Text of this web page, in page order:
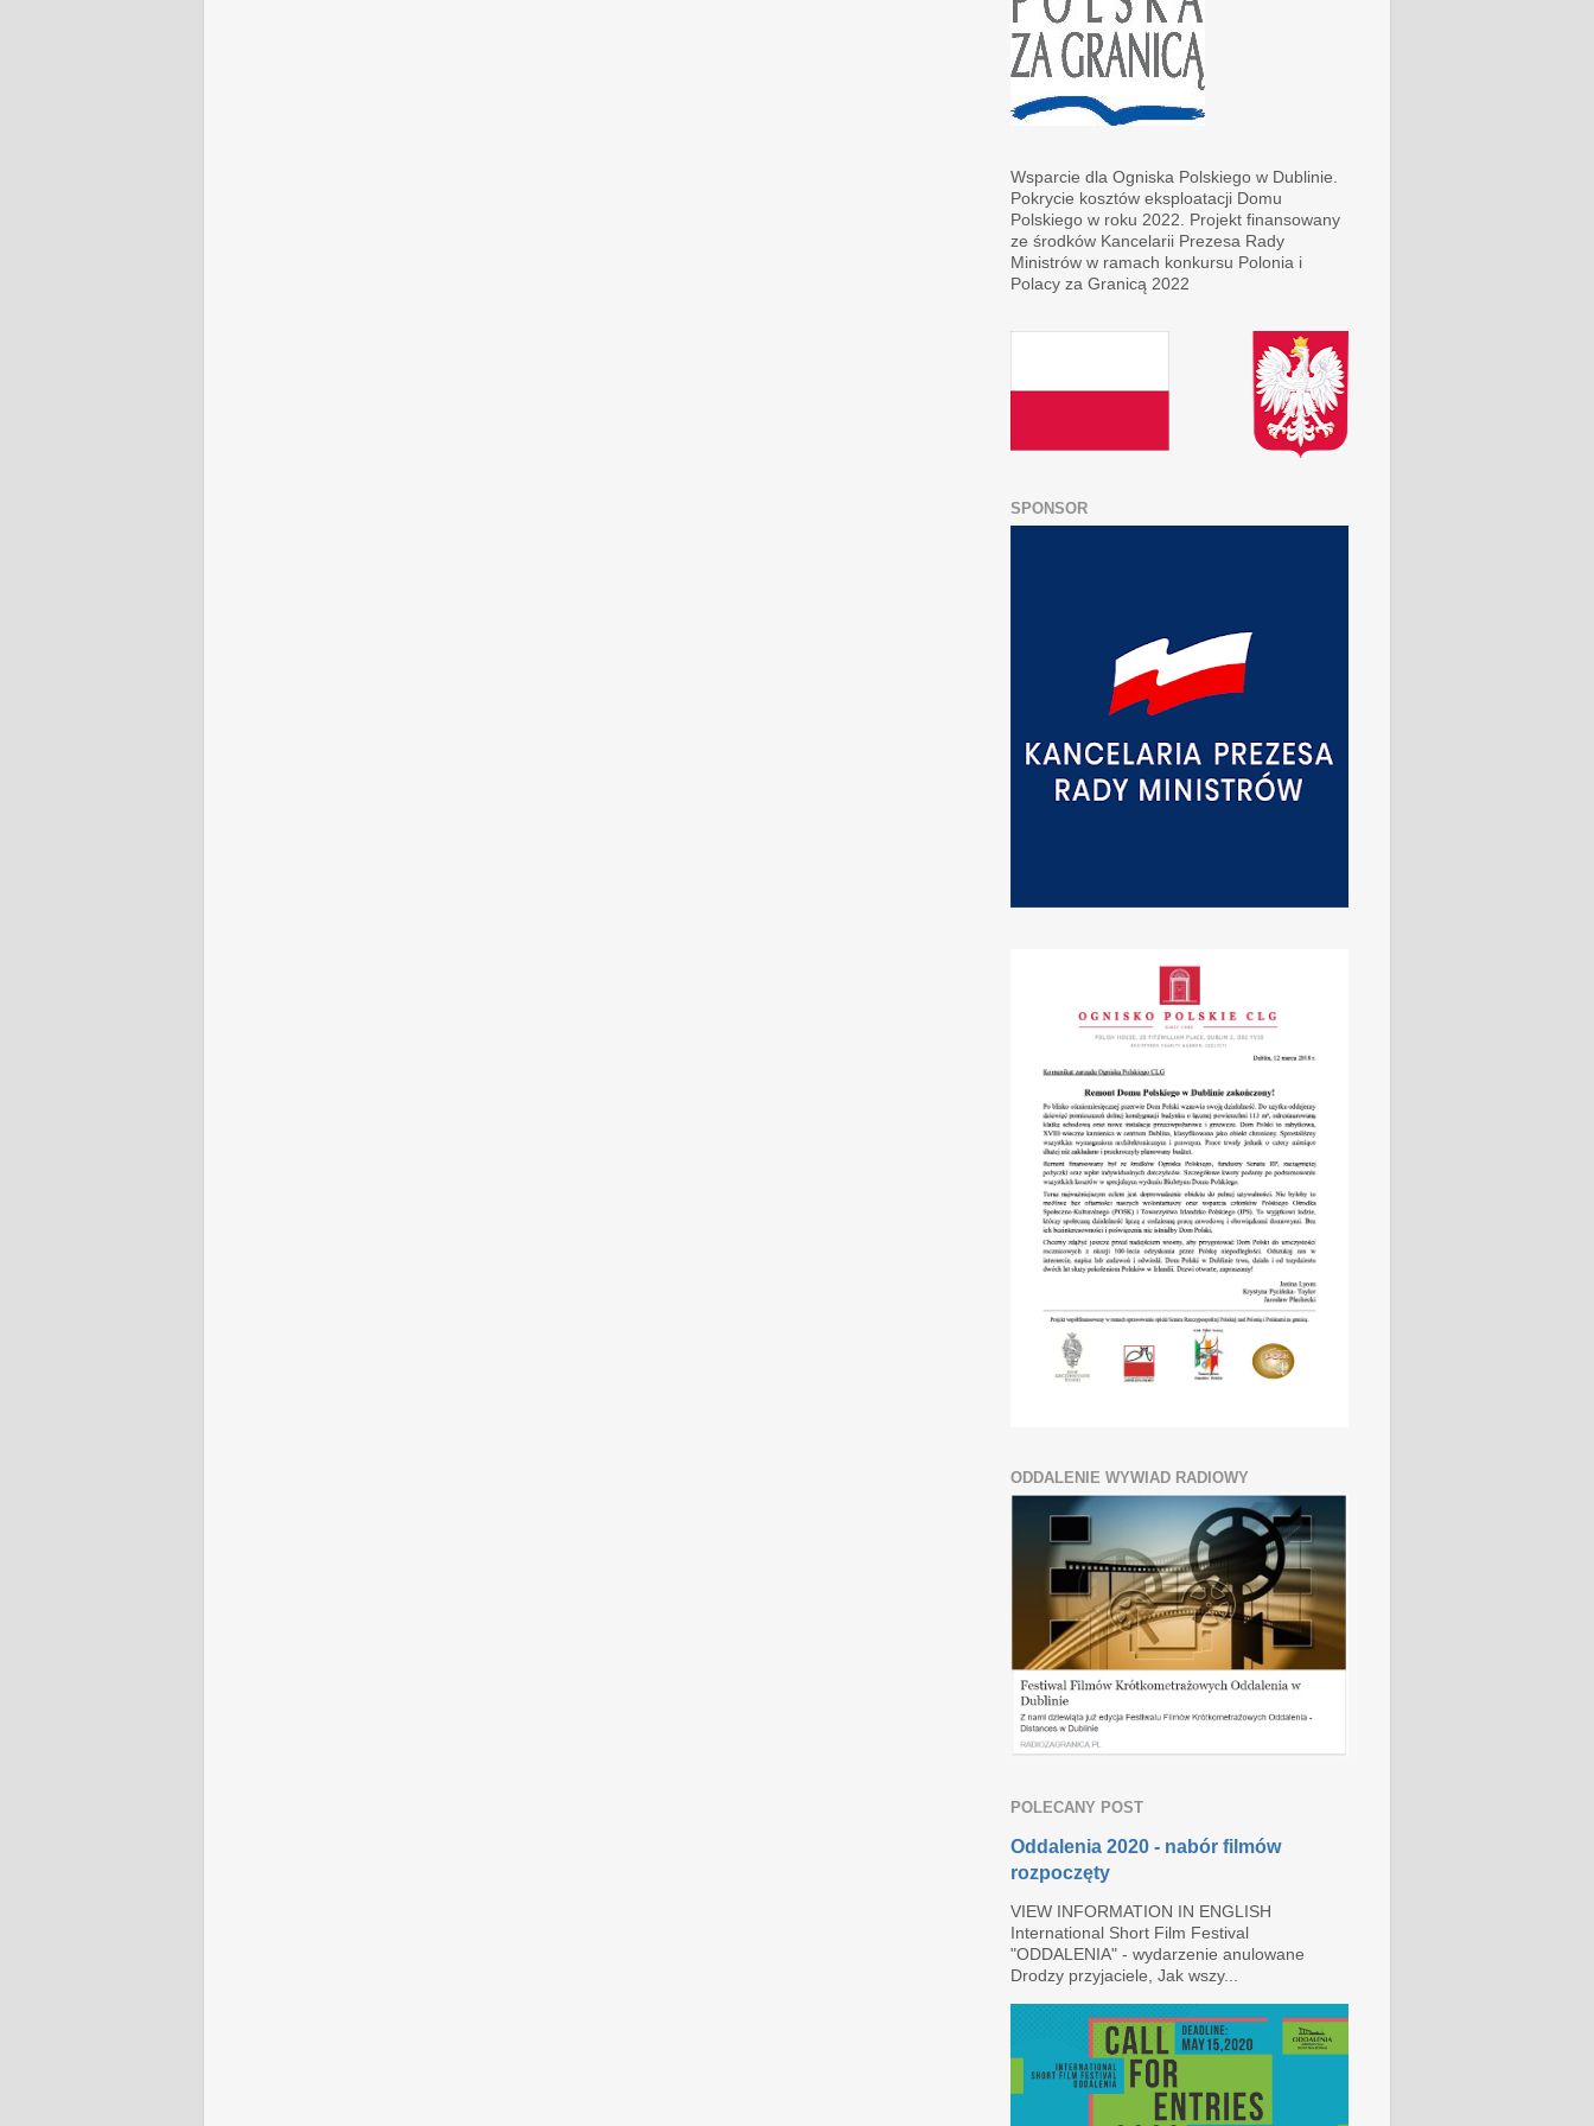
Wsparcie dla Ogniska Polskiego w Dublinie.
Pokrycie kosztów eksploatacji Domu
Polskiego w roku 2022. Projekt finansowany
ze środków Kancelarii Prezesa Rady
Ministrów w ramach konkursu Polonia i
Polacy za Granicą 2022
SPONSOR
ODDALENIE WYWIAD RADIOWY
POLECANY POST
Oddalenia 2020 - nabór filmów
rozpoczęty
VIEW INFORMATION IN ENGLISH
International Short Film Festival
"ODDALENIA" - wydarzenie anulowane
Drodzy przyjaciele, Jak wszy...